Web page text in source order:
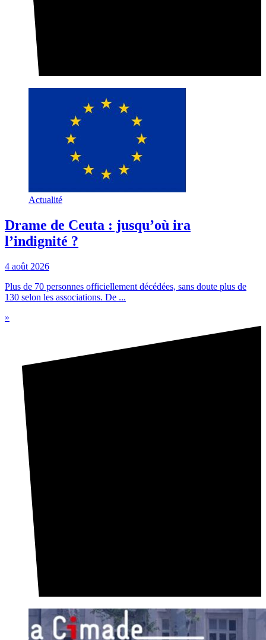
Actualité
Drame de Ceuta : jusqu’où ira
l’indignité ?
4 août 2026
Plus de 70 personnes officiellement décédées, sans doute plus de
130 selon les associations. De ...
»